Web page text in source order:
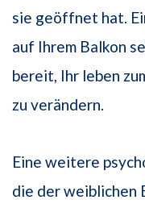
sie geöffnet hat.
auf Ihrem Balkon
bereit, Ihr leben
zu verändern.
Eine weitere
die der weiblichen